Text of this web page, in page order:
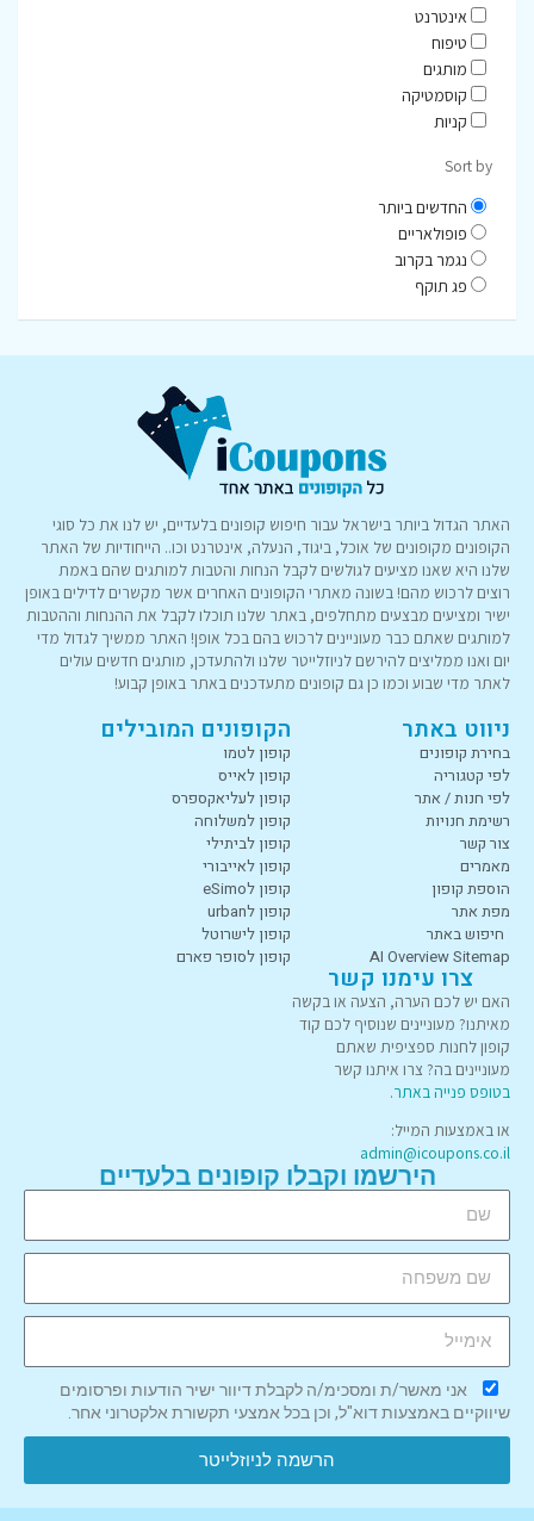
אינטרנט
טיפוח
מותגים
קוסמטיקה
קניות
Sort by
החדשים ביותר
פופולאריים
נגמר בקרוב
פג תוקף
האתר הגדול ביותר בישראל עבור חיפוש קופונים בלעדיים, יש לנו את כל סוגי
הקופונים מקופונים של אוכל, ביגוד, הנעלה, אינטרנט וכו.. הייחודיות של האתר
שלנו היא שאנו מציעים לגולשים לקבל הנחות והטבות למותגים שהם באמת
רוצים לרכוש מהם! בשונה מאתרי הקופונים האחרים אשר מקשרים לדילים באופן
ישיר ומציעים מבצעים מתחלפים, באתר שלנו תוכלו לקבל את ההנחות וההטבות
למותגים שאתם כבר מעוניינים לרכוש בהם בכל אופן! האתר ממשיך לגדול מדי
יום ואנו ממליצים להירשם לניוזלייטר שלנו ולהתעדכן, מותגים חדשים עולים
לאתר מדי שבוע וכמו כן גם קופונים מתעדכנים באתר באופן קבוע!
ניווט באתר
בחירת קופונים
לפי קטגוריה
לפי חנות / אתר
רשימת חנויות
צור קשר
מאמרים
הוספת קופון
מפת אתר
חיפוש באתר
AI Overview Sitemap
הקופונים המובילים
קופון לטמו
קופון לאייס
קופון לעליאקספרס
קופון למשלוחה
קופון לביתילי
קופון לאייבורי
קופון לeSimo
קופון לurban
קופון לישרוטל
קופון לסופר פארם
צרו עימנו קשר
האם יש לכם הערה, הצעה או בקשה
מאיתנו? מעוניינים שנוסיף לכם קוד
קופון לחנות ספציפית שאתם
מעוניינים בה? צרו איתנו קשר
בטופס פנייה באתר.
או באמצעות המייל:
admin@icoupons.co.il
הירשמו וקבלו קופונים בלעדיים
אני מאשר/ת ומסכימ/ה לקבלת דיוור ישיר הודעות ופרסומים
שיווקיים באמצעות דוא"ל, וכן בכל אמצעי תקשורת אלקטרוני אחר.
הרשמה לניוזלייטר